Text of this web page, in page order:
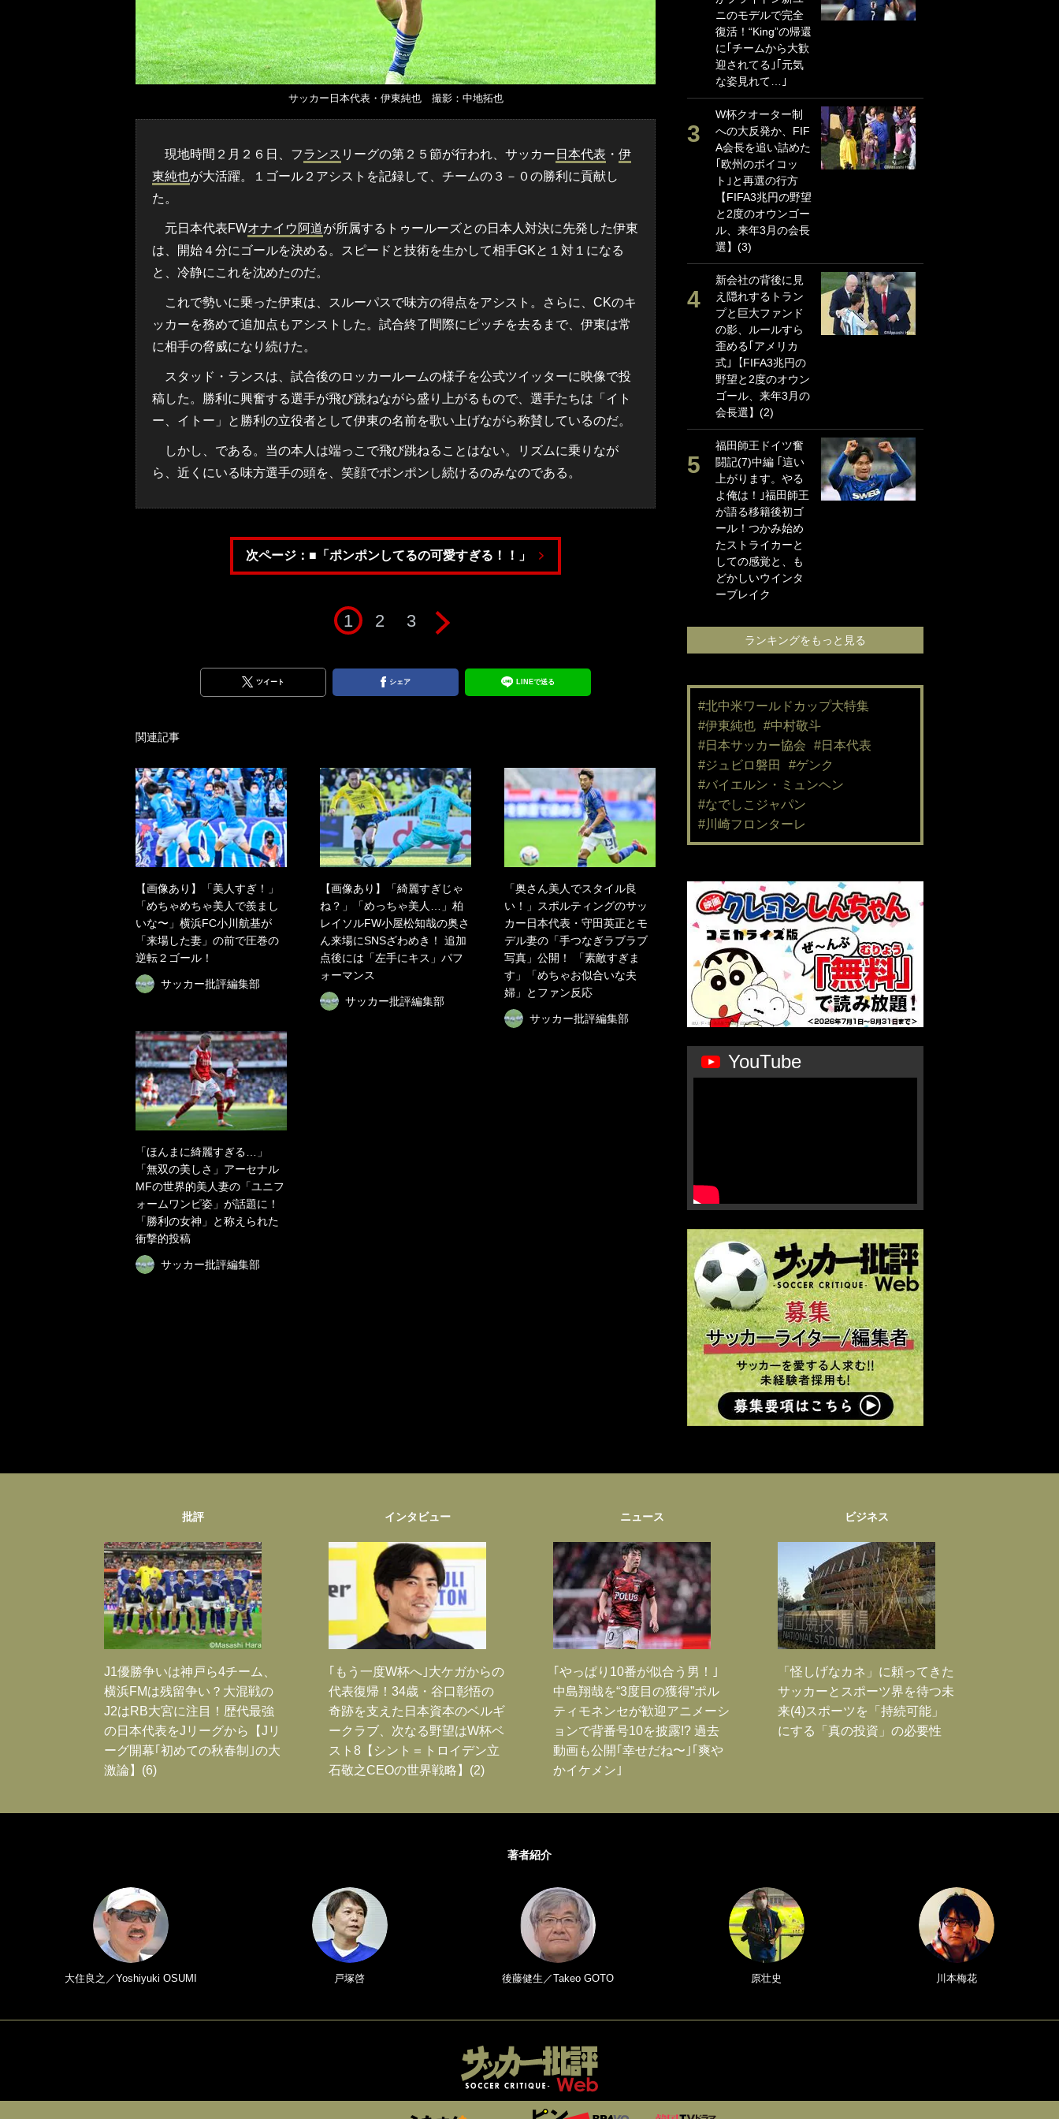
サッカー日本代表・伊東純也 撮影：中地拓也
現地時間２月２６日、フランス リーグの第２５節が行われ、サッカー 日本代表 ・ 伊
東純也が大活躍。１ゴール２アシストを記録して、チームの３－０の勝利に貢献し
た。
元日本代表FWオナイウ阿道が所属するトゥールーズとの日本人対決に先発した伊東
は、開始４分にゴールを決める。スピードと技術を生かして相手GKと１対１になる
と、冷静にこれを沈めたのだ。
これで勢いに乗った伊東は、スルーパスで味方の得点をアシスト。さらに、CKのキ
ッカーを務めて追加点もアシストした。試合終了間際にピッチを去るまで、伊東は常
に相手の脅威になり続けた。
スタッド・ランスは、試合後のロッカールームの様子を公式ツイッターに映像で投
稿した。勝利に興奮する選手が飛び跳ねながら盛り上がるもので、選手たちは「イト
ー、イトー」と勝利の立役者として伊東の名前を歌い上げながら称賛しているのだ。
しかし、である。当の本人は端っこで飛び跳ねることはない。リズムに乗りなが
ら、近くにいる味方選手の頭を、笑顔でポンポンし続けるのみなのである。
次ページ：■「ポンポンしてるの可愛すぎる！！」
1 2 3
ツイート シェア LINEで送る
関連記事
【画像あり】「美人すぎ！」
「めちゃめちゃ美人で羨まし
いな〜」横浜FC小川航基が
「来場した妻」の前で圧巻の
逆転２ゴール！
サッカー批評編集部
【画像あり】「綺麗すぎじゃ
ね？」「めっちゃ美人…」柏
レイソルFW小屋松知哉の奥さ
ん来場にSNSざわめき！ 追加
点後には「左手にキス」パフ
ォーマンス
サッカー批評編集部
「奥さん美人でスタイル良
い！」スポルティングのサッ
カー日本代表・守田英正とモ
デル妻の「手つなぎラブラブ
写真」公開！ 「素敵すぎま
す」「めちゃお似合いな夫
婦」とファン反応
サッカー批評編集部
「ほんまに綺麗すぎる…」
「無双の美しさ」アーセナル
MFの世界的美人妻の「ユニフ
ォームワンピ姿」が話題に！
「勝利の女神」と称えられた
衝撃的投稿
サッカー批評編集部
ニのモデルで完全
復活！“King”の帰還
に｢チームから大歓
迎されてる｣｢元気
な姿見れて…｣
W杯クオーター制
への大反発か、FIF
A会長を追い詰めた
｢欧州のボイコッ
ト｣と再選の行方
【FIFA3兆円の野望
と2度のオウンゴー
ル、来年3月の会長
選】(3)
新会社の背後に見
え隠れするトラン
プと巨大ファンド
の影、ルールすら
歪める｢アメリカ
式｣【FIFA3兆円の
野望と2度のオウン
ゴール、来年3月の
会長選】(2)
福田師王ドイツ奮
闘記(7)中編 ｢這い
上がります。やる
よ俺は！｣福田師王
が語る移籍後初ゴ
ール！つかみ始め
たストライカーと
しての感覚と、も
どかしいウインタ
ーブレイク
ランキングをもっと見る
#北中米ワールドカップ大特集
#伊東純也 #中村敬斗
#日本サッカー協会
#日本代表
#ジュビロ磐田
#ゲンク
#バイエルン・ミュンヘン
#なでしこジャパン
#川崎フロンターレ
YouTube
批評
J1優勝争いは神戸ら4チーム、
横浜FMは残留争い？大混戦の
J2はRB大宮に注目！歴代最強
の日本代表をJリーグから【Jリ
ーグ開幕｢初めての秋春制｣の大
激論】(6)
インタビュー
｢もう一度W杯へ｣大ケガからの
代表復帰！34歳・谷口彰悟の
奇跡を支えた日本資本のベルギ
ークラブ、次なる野望はW杯ベ
スト8【シント＝トロイデン立
石敬之CEOの世界戦略】(2)
ニュース
｢やっぱり10番が似合う男！｣
中島翔哉を“3度目の獲得”ポル
ティモネンセが歓迎アニメーシ
ョンで背番号10を披露!? 過去
動画も公開｢幸せだね〜｣｢爽や
かイケメン｣
ビジネス
「怪しげなカネ」に頼ってきた
サッカーとスポーツ界を待つ未
来(4)スポーツを「持続可能」
にする「真の投資」の必要性
著者紹介
大住良之／Yoshiyuki OSUMI 戸塚啓 後藤健生／Takeo GOTO 原壮史 川本梅花